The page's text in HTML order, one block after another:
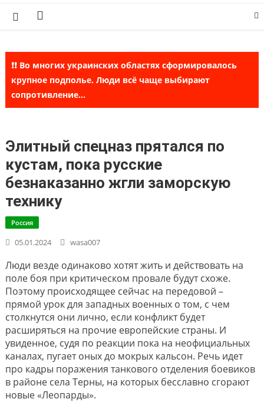
❗❗ Во многих украинских областях сформировалось
крупное подполье. Люди всё чаще выбирают
сопротивление...
Элитный спецназ прятался по
кустам, пока русские
безнаказанно жгли заморскую
технику
Россия
05.01.2024 wasa007
Люди везде одинаково хотят жить и действовать на
поле боя при критическом провале будут схоже.
Поэтому происходящее сейчас на передовой –
прямой урок для западных военных о том, с чем
столкнутся они лично, если конфликт будет
расширяться на прочие европейские страны. И
увиденное, судя по реакции пока на неофициальных
каналах, пугает оных до мокрых кальсон. Речь идет
про кадры поражения танкового отделения боевиков
в районе села Tерны, на которых бесславно сгорают
новые «Леопарды».